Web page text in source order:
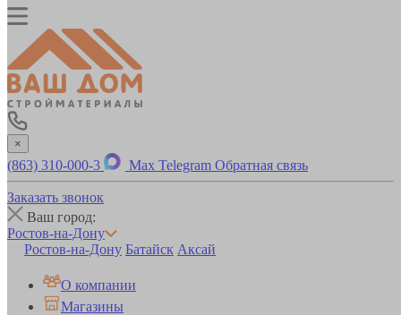
×
(863) 310-000-3 Max Telegram Обратная связь
Заказать звонок
Ваш город:
Ростов-на-Дону
Ростов-на-Дону Батайск Аксай
О компании
Магазины